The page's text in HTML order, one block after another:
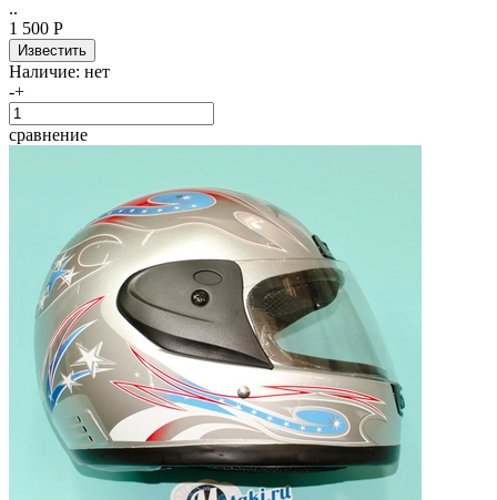
..
1 500 Р
Наличие: нет
-+
сравнение